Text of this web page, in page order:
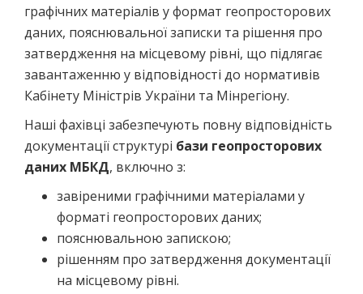
графічних матеріалів у формат геопросторових
даних, пояснювальної записки та рішення про
затвердження на місцевому рівні, що підлягає
завантаженню у відповідності до нормативів
Кабінету Міністрів України та Мінрегіону.
Наші фахівці забезпечують повну відповідність
документації структурі бази геопросторових
даних МБКД, включно з:
завіреними графічними матеріалами у
форматі геопросторових даних;
пояснювальною запискою;
рішенням про затвердження документації
на місцевому рівні.